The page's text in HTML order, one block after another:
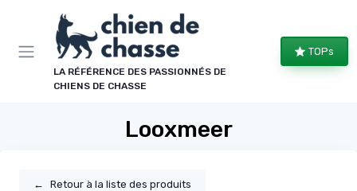
LA RÉFÉRENCE DES PASSIONNÉS DE
CHIENS DE CHASSE
TOPs
Looxmeer
← Retour à la liste des produits
Panneau de gestion des cookies